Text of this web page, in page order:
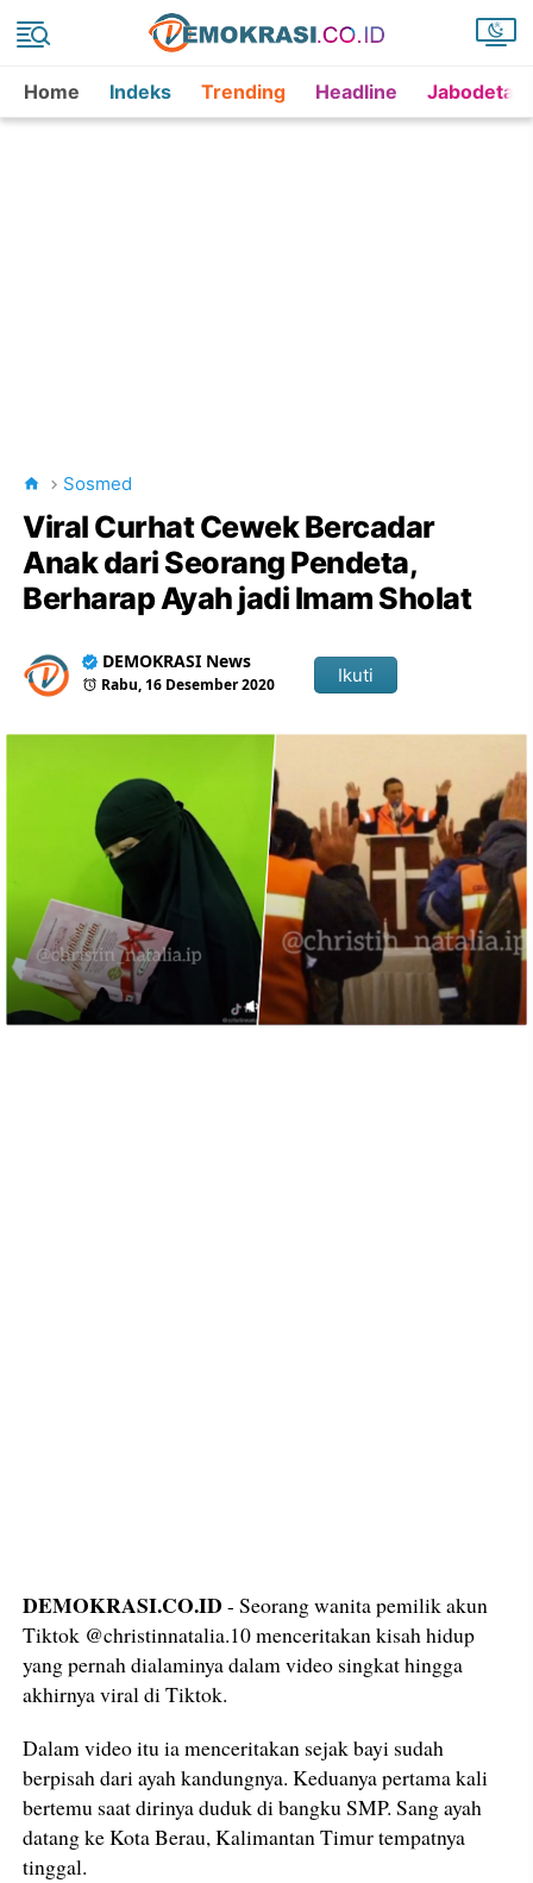
Home Indeks Trending Headline
Sosmed
Viral Curhat Cewek Bercadar
Anak dari Seorang Pendeta,
Berharap Ayah jadi Imam Sholat
DEMOKRASI News
Rabu, 16 Desember 2020 Ikuti
DEMOKRASI.CO.ID - Seorang wanita pemilik akun
Tiktok @christinnatalia.10 menceritakan kisah hidup
yang pernah dialaminya dalam video singkat hingga
akhirnya viral di Tiktok.
Dalam video itu ia menceritakan sejak bayi sudah
berpisah dari ayah kandungnya. Keduanya pertama kali
bertemu saat dirinya duduk di bangku SMP. Sang ayah
datang ke Kota Berau, Kalimantan Timur tempatnya
tinggal.